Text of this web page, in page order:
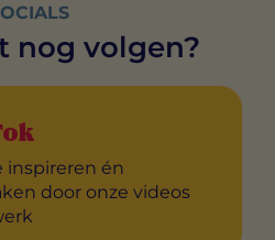
nog volgen?
inspireren én
door onze videos